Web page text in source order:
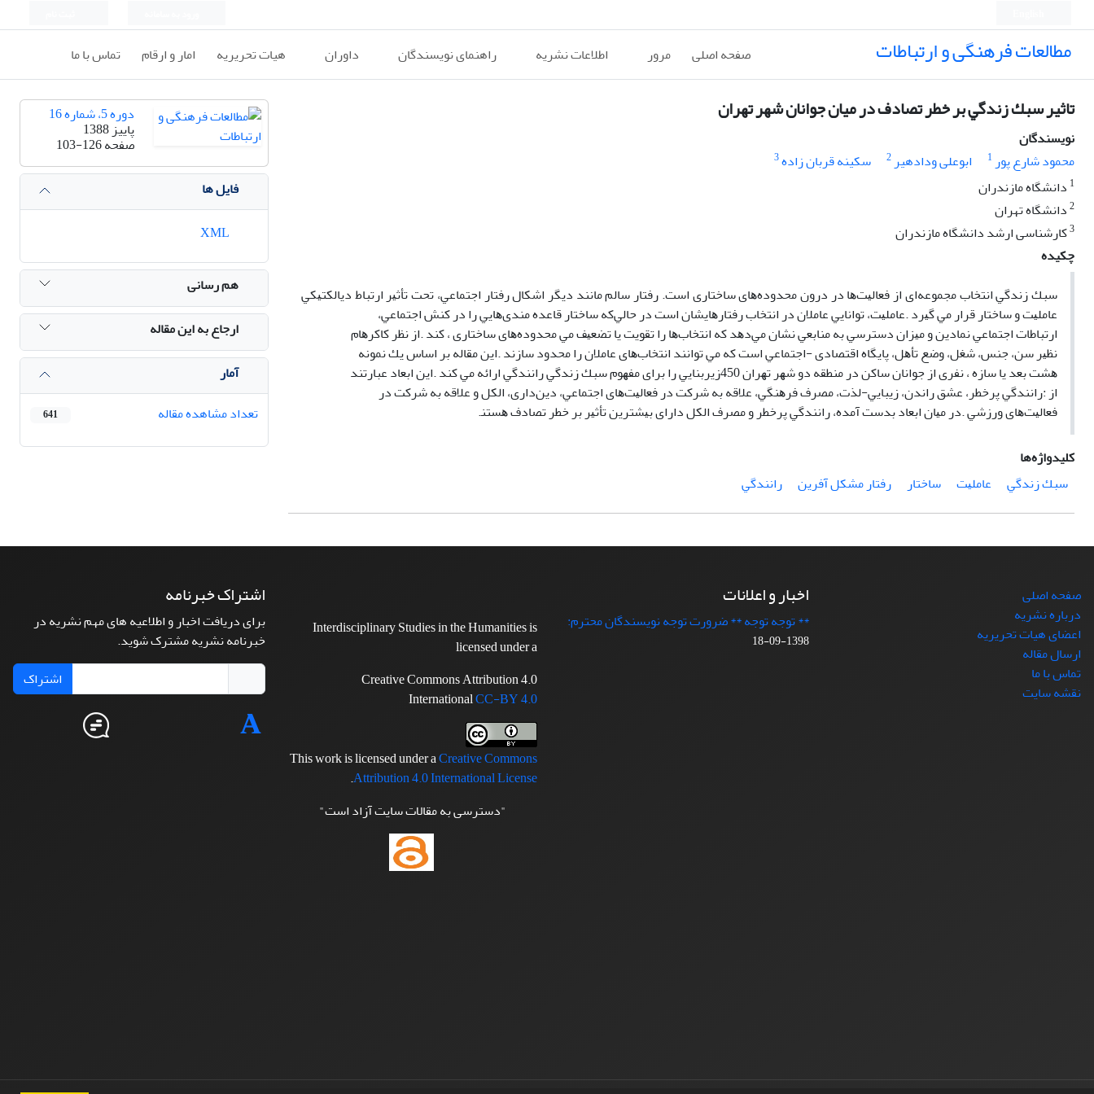
مطالعات فرهنگی و ارتباطات صفحه اصلی مرور اطلاعات نشریه راهنمای نویسندگان داوران هیات تحریریه امار و ارقام تماس با ما
تاثیر ﺳﺒﻚ زﻧﺪﮔﻲ ﺑﺮ ﺧﻄﺮ ﺗﺼﺎدف در میان جوانان ﺷﻬﺮ ﺗﻬﺮان
نویسندگان
محمود شارع پور1 ابوعلی ودادهیر2 سکینه قربان زاده3
1 دانشگاه مازندران
2دانشگاه تهران
3کارشناسی ارشد دانشگاه مازندران
چکیده
ﺳﺒﻚ زﻧﺪﮔﻲ اﻧﺘﺨﺎب ﻣﺠﻤﻮﻋﻪای از ﻓﻌﺎﻟﻴﺖﻫﺎ در درون ﻣﺤﺪودهﻫﺎی ﺳﺎﺧﺘﺎری اﺳﺖ. رﻓﺘﺎر ﺳﺎﻟﻢ ﻣﺎﻧﻨﺪ دﻳﮕﺮ اﺷﻜﺎل رﻓﺘﺎر اﺟﺘﻤﺎﻋﻲ، ﺗﺤﺖ ﺗﺄﺛﻴﺮ ارﺗﺒﺎط دﻳﺎﻟﻜﺘﻴﻜﻲ
ﻋﺎﻣﻠﻴﺖ و ﺳﺎﺧﺘﺎر ﻗﺮار ﻣﻲ ﮔﻴﺮد .ﻋﺎﻣﻠﻴﺖ، ﺗﻮاﻧﺎﻳﻲ ﻋﺎﻣﻼن در اﻧﺘﺨﺎب رﻓﺘﺎرﻫﺎﻳﺸﺎن اﺳﺖ در ﺣﺎﻟﻲﻛﻪ ﺳﺎﺧﺘﺎر ﻗﺎﻋﺪه ﻣﻨﺪیﻫﺎﻳﻲ را در ﻛﻨﺶ اﺟﺘﻤﺎﻋﻲ،
ارﺗﺒﺎﻃﺎت اﺟﺘﻤﺎﻋﻲ ﻧﻤﺎدﻳﻦ و ﻣﻴﺰان دﺳﺘﺮﺳﻲ ﺑﻪ ﻣﻨﺎﺑﻌﻲ ﻧﺸﺎن ﻣﻲدﻫﺪ ﻛﻪ اﻧﺘﺨﺎبﻫﺎ را ﺗﻘﻮﻳﺖ ﻳﺎ ﺗﻀﻌﻴﻒ ﻣﻲ ﻣﺤﺪودهﻫﺎی ﺳﺎﺧﺘﺎری ، ﻛﻨﺪ .از ﻧﻈﺮ ﻛﺎﻛﺮﻫﺎم
ﻧﻈﻴﺮ ﺳﻦ، ﺟﻨﺲ، ﺷﻐﻞ، وﺿﻊ ﺗﺄﻫﻞ، ﭘﺎﻳﮕﺎه اﻗﺘﺼﺎدی -اﺟﺘﻤﺎﻋﻲ اﺳﺖ ﻛﻪ ﻣﻲ ﺗﻮاﻧﻨﺪ اﻧﺘﺨﺎبﻫﺎی ﻋﺎﻣﻼن را ﻣﺤﺪود ﺳﺎزﻧﺪ .اﻳﻦ ﻣﻘﺎﻟﻪ ﺑﺮ اﺳﺎس ﻳﻚ ﻧﻤﻮﻧﻪ
ﻫﺸﺖ ﺑﻌﺪ ﻳﺎ ﺳﺎزه ، ﻧﻔﺮی از ﺟﻮاﻧﺎن ﺳﺎﻛﻦ در ﻣﻨﻄﻘﻪ دو ﺷﻬﺮ ﺗﻬﺮان 450زﻳﺮﺑﻨﺎﻳﻲ را ﺑﺮای ﻣﻔﻬﻮم ﺳﺒﻚ زﻧﺪﮔﻲ راﻧﻨﺪﮔﻲ اراﺋﻪ ﻣﻲ ﻛﻨﺪ .اﻳﻦ اﺑﻌﺎد ﻋﺒﺎرﺗﻨﺪ
از :راﻧﻨﺪﮔﻲ ﭘﺮﺧﻄﺮ، ﻋﺸﻖ راﻧﺪن، زﻳﺒﺎﻳﻲ-ﻟﺬت، ﻣﺼﺮف ﻓﺮﻫﻨﮕﻲ، ﻋﻼﻗﻪ ﺑﻪ ﺷﺮﻛﺖ در ﻓﻌﺎﻟﻴﺖﻫﺎی اﺟﺘﻤﺎﻋﻲ، دﻳﻦداری، اﻟﻜﻞ و ﻋﻼﻗﻪ ﺑﻪ ﺷﺮﻛﺖ در
ﻓﻌﺎﻟﻴﺖﻫﺎی ورزﺷﻲ .در ﻣﻴﺎن اﺑﻌﺎد ﺑﺪﺳﺖ آﻣﺪه، راﻧﻨﺪﮔﻲ ﭘﺮﺧﻄﺮ و ﻣﺼﺮف اﻟﻜﻞ دارای ﺑﻴﺸﺘﺮﻳﻦ ﺗﺄﺛﻴﺮ ﺑﺮ ﺧﻄﺮ ﺗﺼﺎدف ﻫﺴﺘﻨ.
کلیدواژه‌ها
ﺳﺒﻚ زﻧﺪﮔﻲ
ﻋﺎﻣﻠﻴﺖ ﺳﺎﺧﺘﺎر رﻓﺘﺎر ﻣﺸﻜﻞ آﻓﺮﻳﻦ راﻧﻨﺪﮔﻲ
دوره 5، شماره 16
پاییز 1388
صفحه103-126
فایل ها
هم رسانی
ارجاع به این مقاله
آمار
تعداد مشاهده مقاله
641
صفحه اصلی
درباره نشریه
اعضای هیات تحریریه
ارسال مقاله
تماس با ما
نقشه سایت
اخبار و اعلانات
** توجه توجه ** ضرورت توجه نویسندگان محترم:
1398-09-18
Interdisciplinary Studies in the Humanities is
licensed under a
Creative Commons Attribution 4.0
InternationalCC-BY 4.0
This work is licensed under aCreative Commons
Attribution 4.0 International License
.
"دسترسی به مقالات سایت آزاد است"
اشتراک خبرنامه
برای دریافت اخبار و اطلاعیه های مهم نشریه در
خبرنامه نشریه مشترک شوید.
اشتراک